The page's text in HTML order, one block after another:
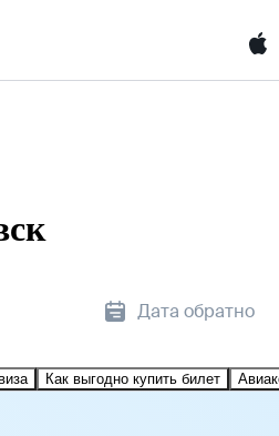
Дата обратно
Как выгодно купить билет